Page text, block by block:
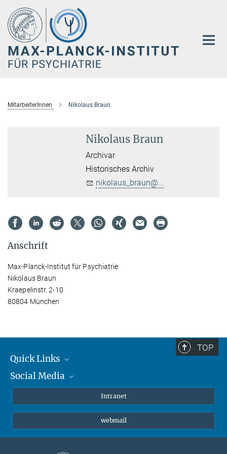
Hauptinhalt
MitarbeiterInnen Nikolaus Braun
Nikolaus Braun
Archivar
Historisches Archiv
nikolaus_braun@...
Anschrift
Max-Planck-Institut für Psychiatrie
Nikolaus Braun
Kraepelinstr. 2-10
80804 München
TOP
Quick Links
Student*innen/Wissenschaftler*innen
Social Media
Bluesky
Intranet
webmail